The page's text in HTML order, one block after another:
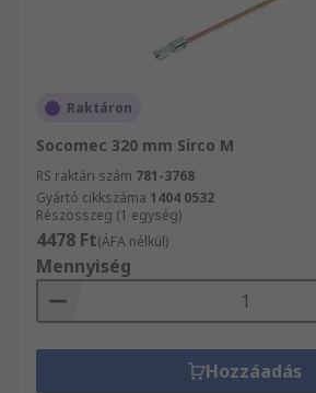
Raktáron
Socomec 320 mm Sirco M
RS raktári szám 781-3768
Gyártó cikkszáma 1404 0532
Részösszeg (1 egység)
4478 Ft(ÁFA nélkül)
Mennyiség
Hozzáadás